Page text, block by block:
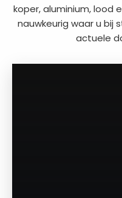
koper, aluminium, lood
nauwkeurig waar u
actuele